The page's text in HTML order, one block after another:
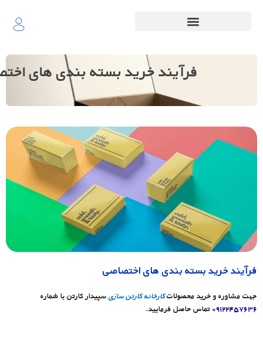
فرآیند خرید بسته بندی های
فرآیند خرید بسته بندی های اختصاصی
جهت مشاوره و خرید محصولاتکارخانه کارتن سازی سپیدار کارتن با شماره
۰۹۱۲۲۴۵۷۶۳۶ تماس حاصل فرمایید.